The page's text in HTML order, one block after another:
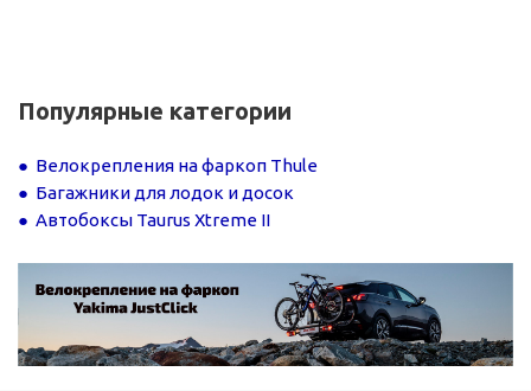
Популярные категории
Велокрепления на фаркоп Thule
Багажники для лодок и досок
Автобоксы Taurus Xtreme II